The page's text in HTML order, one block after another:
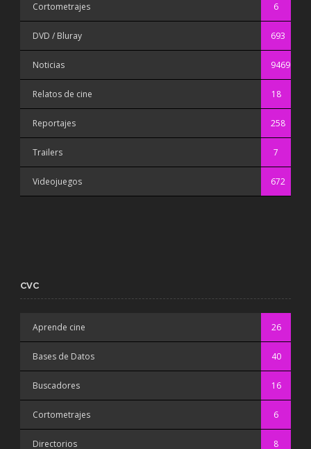
Cortometrajes 6
DVD / Bluray 693
Noticias 9469
Relatos de cine 18
Reportajes 258
Trailers 7
Videojuegos 672
CVC
Aprende cine 26
Bases de Datos 40
Buscadores 16
Cortometrajes 6
Directorios 8